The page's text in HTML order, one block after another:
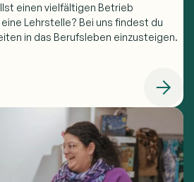
einen vielfältigen Betrieb
Lehrstelle? Bei uns findest du
in das Berufsleben einzusteigen.